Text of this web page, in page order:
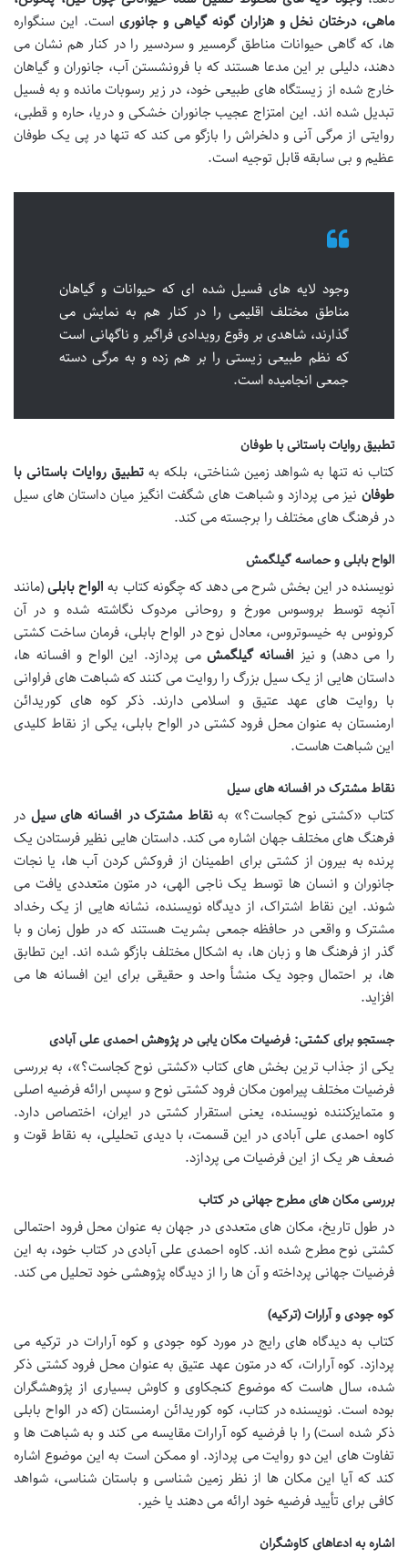
ماهی، درختان نخل و هزاران گونه گیاهی و جانوریاست. این سنگواره
ها، که گاهی حیوانات مناطق گرمسیر و سردسیر را در کنار هم نشان می
دهند، دلیلی بر این مدعا هستند که با فرونشستن آب، جانوران و گیاهان
خارج شده از زیستگاه های طبیعی خود، در زیر رسوبات مانده و به فسیل
تبدیل شده اند. این امتزاج عجیب جانوران خشکی و دریا، حاره و قطبی،
روایتی از مرگی آنی و دلخراش را بازگو می کند که تنها در پی یک طوفان
عظیم و بی سابقه قابل توجیه است.
وجود لایه های فسیل شده ای که حیوانات و گیاهان
مناطق مختلف اقلیمی را در کنار هم به نمایش می
گذارند، شاهدی بر وقوع رویدادی فراگیر و ناگهانی است
که نظم طبیعی زیستی را بر هم زده و به مرگی دسته
جمعی انجامیده است.
تطبیق روایات باستانی با طوفان
کتاب نه تنها به شواهد زمین شناختی، بلکه به تطبیق روایات باستانی با
طوفان نیز می پردازد و شباهت های شگفت انگیز میان داستان های سیل
در فرهنگ های مختلف را برجسته می کند.
الواح بابلی و حماسه گیلگمش
نویسنده در این بخش شرح می دهد که چگونه کتاب به الواح بابلی(مانند
آنچه توسط بروسوس مورخ و روحانی مردوک نگاشته شده و در آن
کرونوس به خیسوتروس، معادل نوح در الواح بابلی، فرمان ساخت کشتی
را می دهد) و نیز افسانه گیلگمشمی پردازد. این الواح و افسانه ها،
داستان هایی از یک سیل بزرگ را روایت می کنند که شباهت های فراوانی
با روایت های عهد عتیق و اسلامی دارند. ذکر کوه های کوریدائن
ارمنستان به عنوان محل فرود کشتی در الواح بابلی، یکی از نقاط کلیدی
این شباهت هاست.
نقاط مشترک در افسانه های سیل
کتاب «کشتی نوح کجاست؟» بهنقاط مشترک در افسانه های سیل در
فرهنگ های مختلف جهان اشاره می کند. داستان هایی نظیر فرستادن یک
پرنده به بیرون از کشتی برای اطمینان از فروکش کردن آب ها، یا نجات
جانوران و انسان ها توسط یک ناجی الهی، در متون متعددی یافت می
شوند. این نقاط اشتراک، از دیدگاه نویسنده، نشانه هایی از یک رخداد
مشترک و واقعی در حافظه جمعی بشریت هستند که در طول زمان و با
گذر از فرهنگ ها و زبان ها، به اشکال مختلف بازگو شده اند. این تطابق
ها، بر احتمال وجود یک منشأ واحد و حقیقی برای این افسانه ها می
افزاید.
جستجو برای کشتی: فرضیات مکان یابی در پژوهش احمدی علی آبادی
یکی از جذاب ترین بخش های کتاب «کشتی نوح کجاست؟»، به بررسی
فرضیات مختلف پیرامون مکان فرود کشتی نوح و سپس ارائه فرضیه اصلی
و متمایزکننده نویسنده، یعنی استقرار کشتی در ایران، اختصاص دارد.
کاوه احمدی علی آبادی در این قسمت، با دیدی تحلیلی، به نقاط قوت و
ضعف هر یک از این فرضیات می پردازد.
بررسی مکان های مطرح جهانی در کتاب
در طول تاریخ، مکان های متعددی در جهان به عنوان محل فرود احتمالی
کشتی نوح مطرح شده اند. کاوه احمدی علی آبادی در کتاب خود، به این
فرضیات جهانی پرداخته و آن ها را از دیدگاه پژوهشی خود تحلیل می کند.
کوه جودی و آرارات (ترکیه)
کتاب به دیدگاه های رایج در مورد کوه جودی و کوه آرارات در ترکیه می
پردازد. کوه آرارات، که در متون عهد عتیق به عنوان محل فرود کشتی ذکر
شده، سال هاست که موضوع کنجکاوی و کاوش بسیاری از پژوهشگران
بوده است. نویسنده در کتاب، کوه کوریدائن ارمنستان (که در الواح بابلی
ذکر شده است) را با فرضیه کوه آرارات مقایسه می کند و به شباهت ها و
تفاوت های این دو روایت می پردازد. او ممکن است به این موضوع اشاره
کند که آیا این مکان ها از نظر زمین شناسی و باستان شناسی، شواهد
کافی برای تأیید فرضیه خود ارائه می دهند یا خیر.
اشاره به ادعاهای کاوشگران